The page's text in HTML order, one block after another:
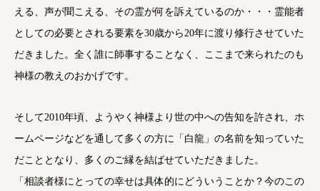
える、声が聞こえる、その霊が何を訴えているのか・・・霊能者
としての必要とされる要素を30歳から20年に渡り修行させていた
だきました。全く誰に師事することなく、ここまで来られたのも
神様の教えのおかげです。
そして2010年頃、ようやく神様より世の中への告知を許され、ホ
ームページなどを通して多くの方に「白龍」の名前を知っていた
だこととなり、多くのご縁を結ばせていただきました。
「相談者様にとっての幸せは具体的にどういうことか？今のこの